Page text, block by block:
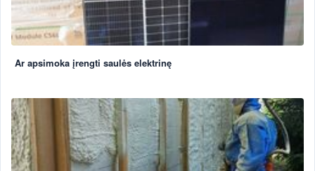
Ar apsimoka įrengti saulės elektrinę